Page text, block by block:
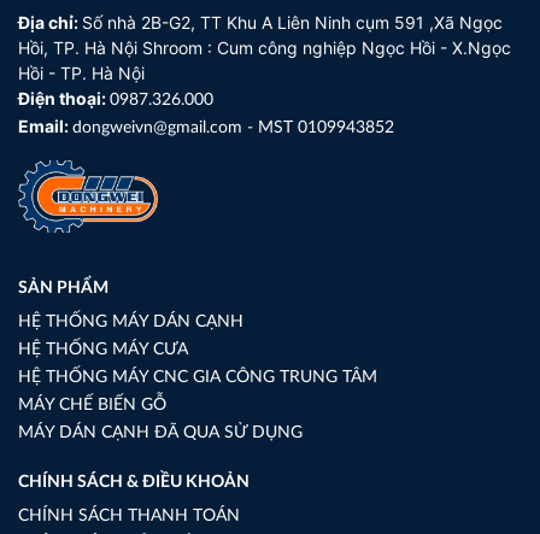
Địa chỉ: Số nhà 2B-G2, TT Khu A Liên Ninh cụm 591 ,Xã Ngọc
Hồi, TP. Hà Nội Shroom : Cum công nghiệp Ngọc Hồi - X.Ngọc
Hồi - TP. Hà Nội
Điện thoại: 0987.326.000
Email: dongweivn@gmail.com - MST 0109943852
SẢN PHẨM
HỆ THỐNG MÁY DÁN CẠNH
HỆ THỐNG MÁY CƯA
HỆ THỐNG MÁY CNC GIA CÔNG TRUNG TÂM
MÁY CHẾ BIẾN GỖ
MÁY DÁN CẠNH ĐÃ QUA SỬ DỤNG
CHÍNH SÁCH & ĐIỀU KHOẢN
CHÍNH SÁCH THANH TOÁN